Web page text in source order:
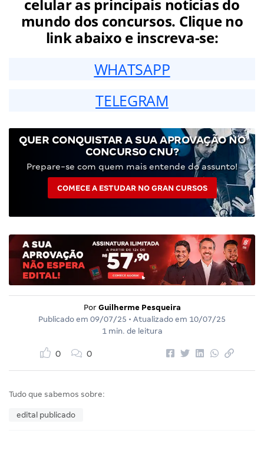
celular as principais notícias do
mundo dos concursos. Clique no
link abaixo e inscreva-se:
WHATSAPP
TELEGRAM
QUER CONQUISTAR A SUA APROVAÇÃO NO
CONCURSO CNU?
Prepare-se com quem mais entende do assunto!
COMECE A ESTUDAR NO GRAN CURSOS
Por Guilherme Pesqueira
Publicado em 09/07/25 • Atualizado em 10/07/25
1 min. de leitura
0 0
Tudo que sabemos sobre:
edital publicado